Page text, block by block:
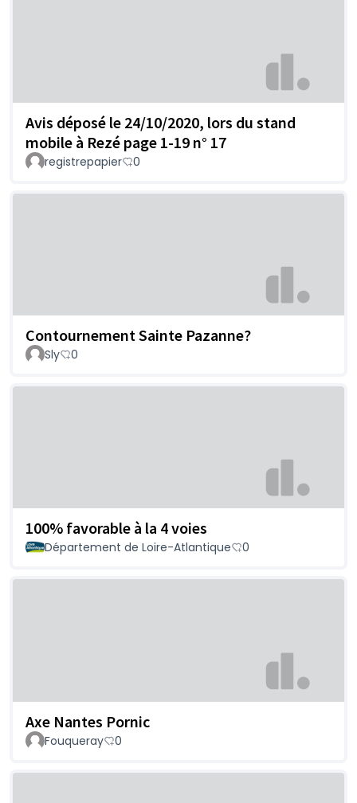
Avis déposé le 24/10/2020, lors du stand
mobile à Rezé page 1-19 n° 17
registrepapier 0
Contournement Sainte Pazanne?
Sly 0
100% favorable à la 4 voies
Département de Loire-Atlantique 0
Axe Nantes Pornic
Fouqueray 0